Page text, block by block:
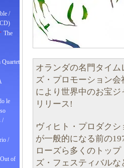
/
The
le
/
/
of
オランダの名門タイ
ズ・プロモーション
により世界中のお宝
リリース!
ヴィヒト・プロダク
が一般的になる前の
ローズら多くのトッ
ズ・フェスティバル